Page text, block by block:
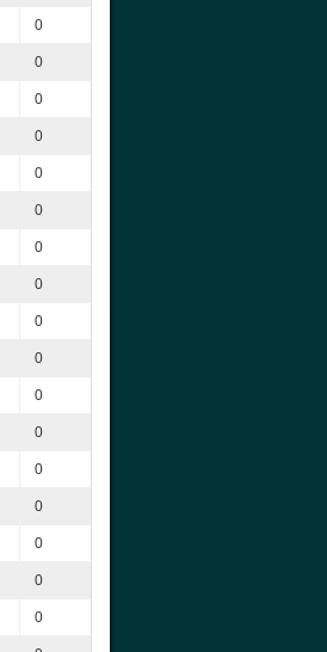
0
0
0
0
0
0
0
0
0
0
0
0
0
0
0
0
0